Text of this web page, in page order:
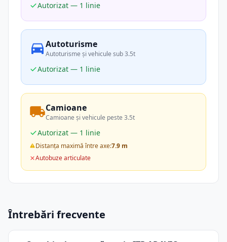
Autorizat — 1 linie
Autoturisme
Autoturisme și vehicule sub 3.5t
Autorizat — 1 linie
Camioane
Camioane și vehicule peste 3.5t
Autorizat — 1 linie
Distanța maximă între axe:7.9 m
Autobuze articulate
Întrebări frecvente